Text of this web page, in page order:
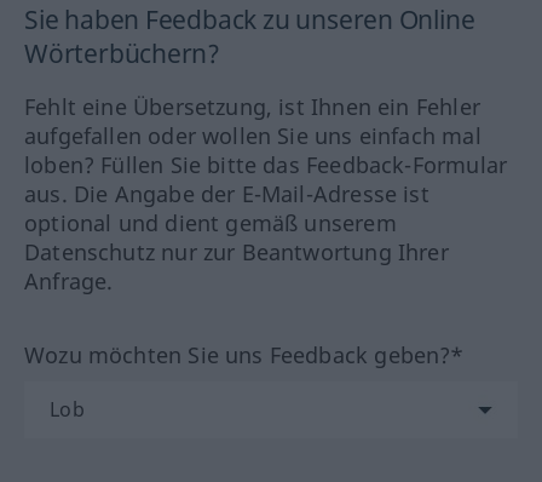
Sie haben Feedback zu unseren Online
Wörterbüchern?
Fehlt eine Übersetzung, ist Ihnen ein Fehler
aufgefallen oder wollen Sie uns einfach mal
loben? Füllen Sie bitte das Feedback-Formular
aus. Die Angabe der E-Mail-Adresse ist
optional und dient gemäß unserem
Datenschutz nur zur Beantwortung Ihrer
Anfrage.
Wozu möchten Sie uns Feedback geben?*